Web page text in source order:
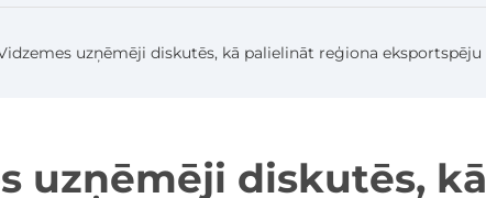
uzņēmēji diskutēs, kā palielināt reģiona eksportspēju
uzņēmēji diskutēs, kā